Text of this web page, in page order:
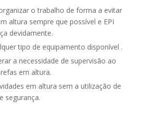
o trabalho de forma a evitar
altura sempre que possível e EPI
devidamente.
tipo de equipamento disponível .
a necessidade de supervisão ao
em altura.
em altura sem a utilização de
segurança.